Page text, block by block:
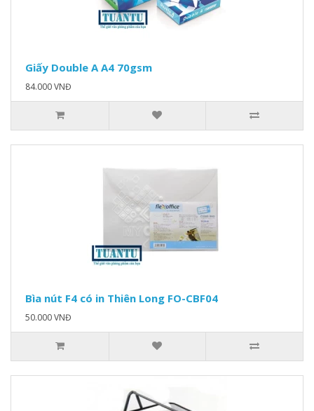
Giấy Double A A4 70gsm
84.000 VNĐ
Bìa nút F4 có in Thiên Long FO-CBF04
50.000 VNĐ